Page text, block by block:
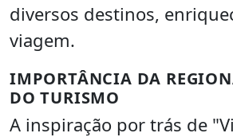
diversos destinos,
viagem.
IMPORTÂNCIA DA
DO TURISMO
A inspiração por trás de